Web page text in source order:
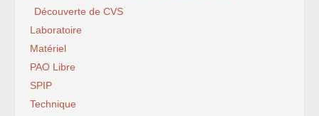
Découverte de CVS
Laboratoire
Matériel
PAO Libre
SPIP
Technique